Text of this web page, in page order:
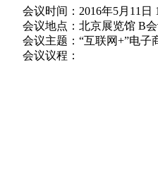
会议时间：2016年5月11日
会议地点：北京展览馆 B
会议主题：“互联网+”电子
会议议程：